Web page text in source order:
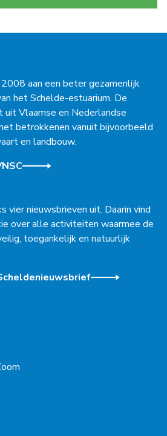
aan een beter gezamenlijk
het Schelde-estuarium. De
uit Vlaamse en Nederlandse
betrokkenen vanuit bijvoorbeeld
en landbouw.
vier nieuwsbrieven uit. Daarin vind
over alle activiteiten waarmee de
toegankelijk en natuurlijk